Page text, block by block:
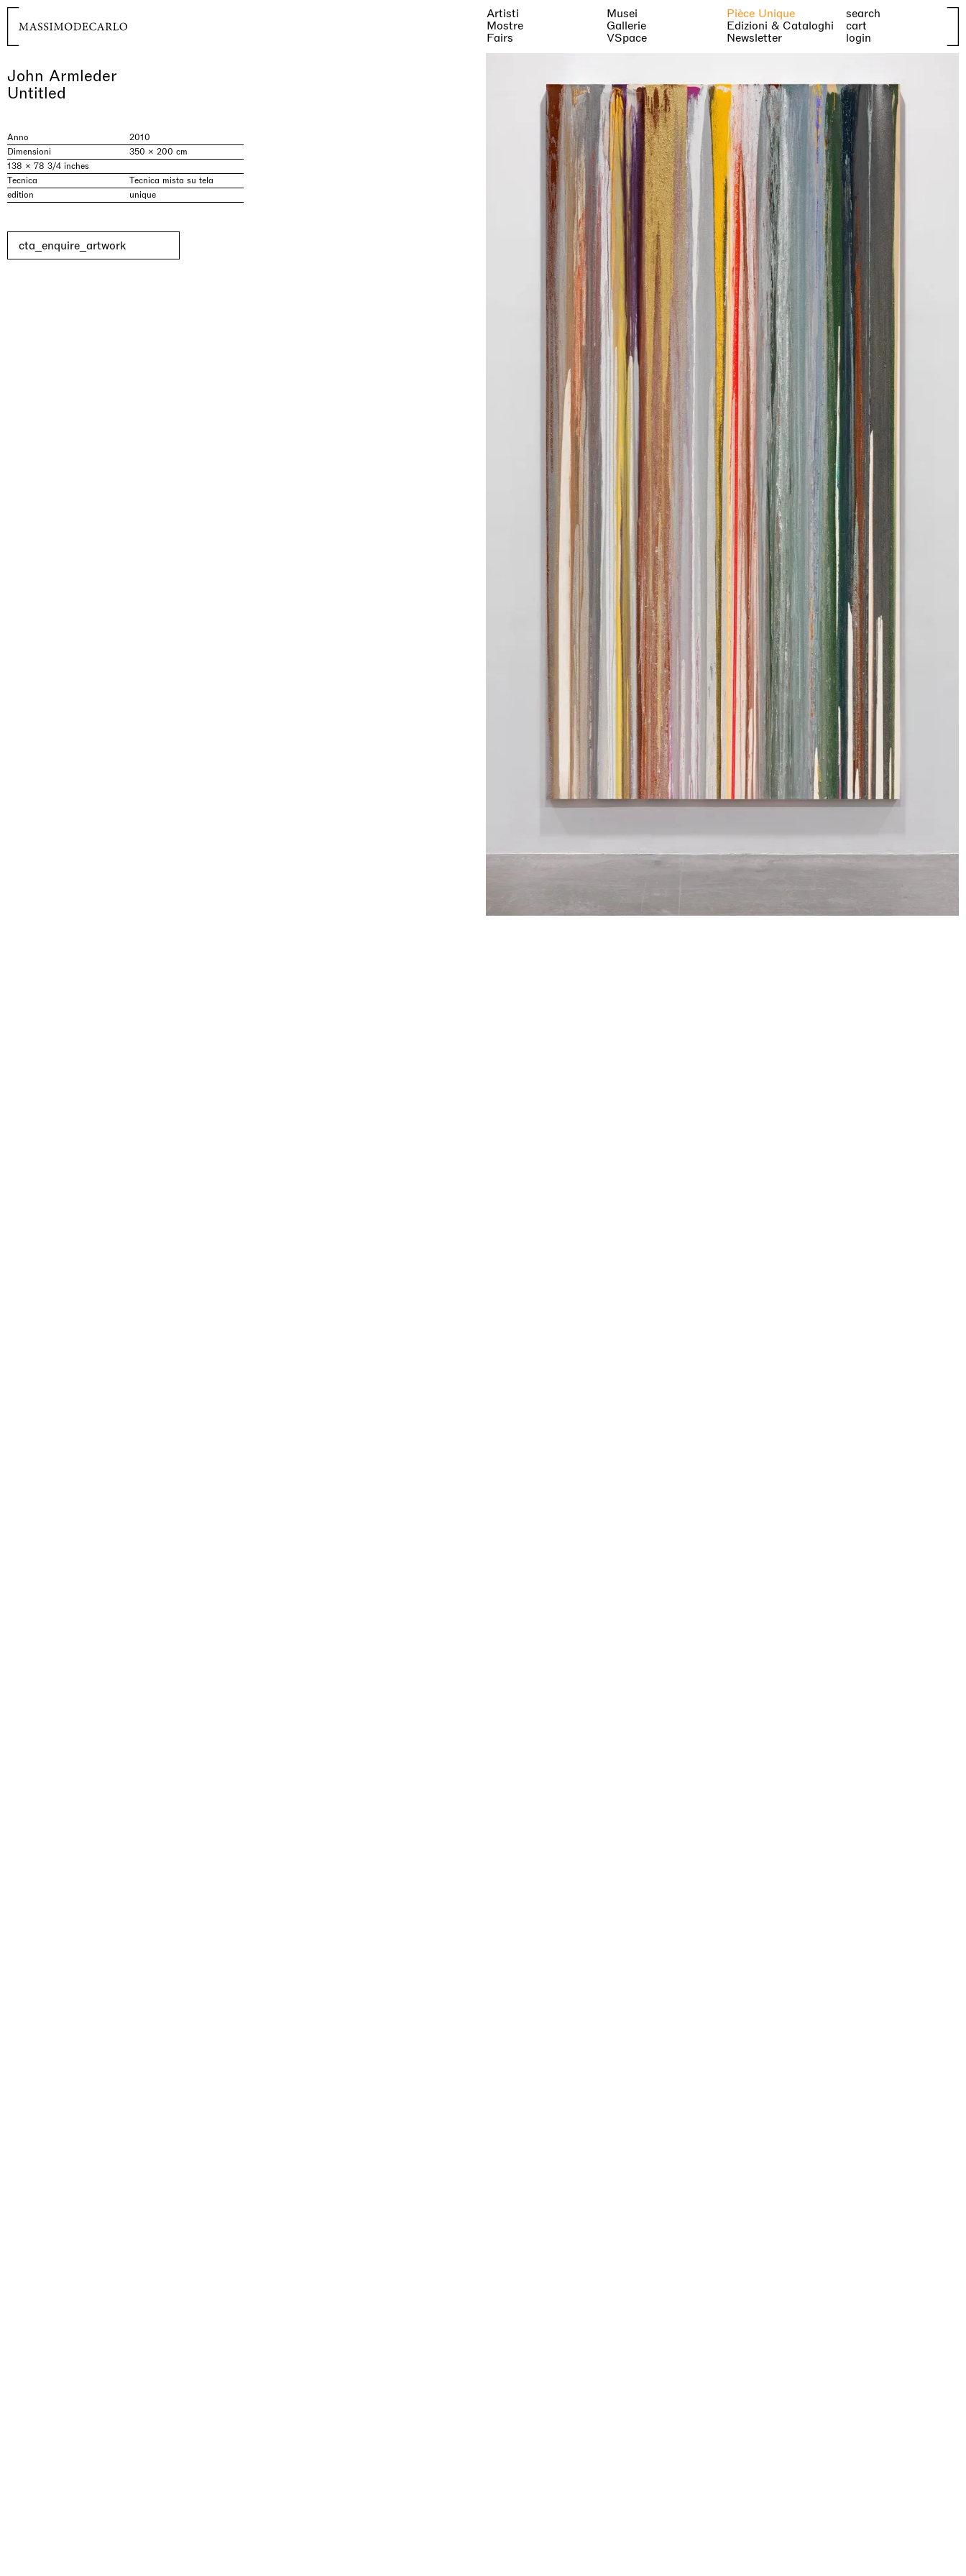
Artisti
Mostre
Fairs
Musei
Gallerie
VSpace
Pièce Unique
Edizioni & Cataloghi
Newsletter
search
cart
login
John Armleder
Untitled
Anno
2010
Dimensioni
350 × 200 cm
138 × 78 3/4 inches
Tecnica
Tecnica mista su tela
edition
unique
cta_enquire_artwork